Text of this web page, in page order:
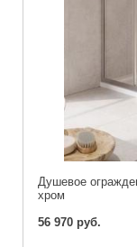
Душевое
хром
56 970 руб.